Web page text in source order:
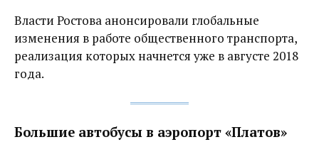
Власти Ростова анонсировали глобальные
изменения в работе общественного транспорта,
реализация которых начнется уже в августе 2018
года.
Большие автобусы в аэропорт «Платов»